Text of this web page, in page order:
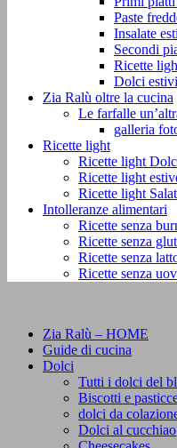
Paste
Insalate
Secondi
Ricette
Dolci
Zia Ralù oltre la cucina
Le farfalle
galleria
Ricette light
Ricette light
Ricette light
Ricette light
Intolleranze alimentari
Ricette senza
Ricette senza
Ricette senza
Ricette senza
Zia Ralù – HOME
Guide di cucina
Dolci
Tutti i dolci del
Biscotti e
dolci da
Dolci al cucchiao